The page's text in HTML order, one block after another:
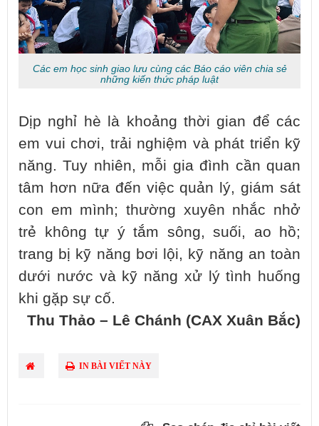
Các em học sinh giao lưu cùng các Báo cáo viên chia sẻ
những kiến thức pháp luật
Dịp nghỉ hè là khoảng thời gian để các
em vui chơi, trải nghiệm và phát triển kỹ
năng. Tuy nhiên, mỗi gia đình cần quan
tâm hơn nữa đến việc quản lý, giám sát
con em mình; thường xuyên nhắc nhở
trẻ không tự ý tắm sông, suối, ao hồ;
trang bị kỹ năng bơi lội, kỹ năng an toàn
dưới nước và kỹ năng xử lý tình huống
khi gặp sự cố.
Thu Thảo – Lê Chánh (CAX Xuân Bắc)
IN BÀI VIẾT NÀY